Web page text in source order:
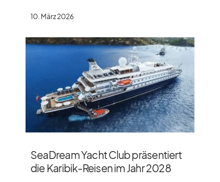
10. März 2026
SeaDream Yacht Club präsentiert
die Karibik-Reisen im Jahr 2028